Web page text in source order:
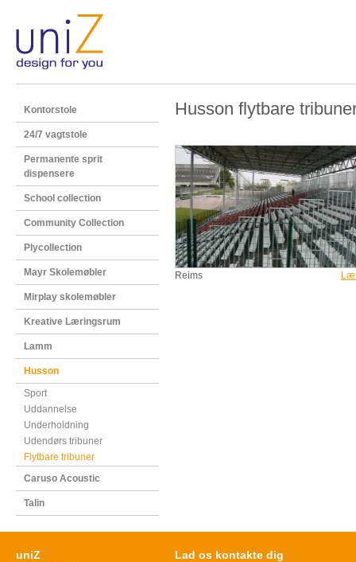
Kontorstole
24/7 vagtstole
Permanente sprit
dispensere
School collection
Community Collection
Plycollection
Mayr Skolemøbler
Mirplay skolemøbler
Kreative Læringsrum
Lamm
Husson
Sport
Uddannelse
Underholdning
Udendørs tribuner
Flytbare tribuner
Caruso Acoustic
Talin
Husson flytbare
Reims
uniZ Lad os kontakte dig